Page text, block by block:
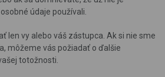
údaje používali.
len vy alebo váš zástupca. Ak si nie sme
môžeme vás požiadať o ďalšie
totožnosti.